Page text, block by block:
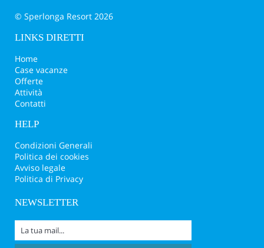
© Sperlonga Resort 2026
LINKS DIRETTI
Home
Case vacanze
Offerte
Attività
Contatti
HELP
Condizioni Generali
Politica dei cookies
Avviso legale
Politica di Privacy
NEWSLETTER